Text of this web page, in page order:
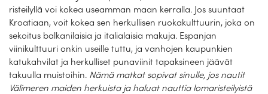
risteilyllä voi kokea useamman maan kerralla. Jos suuntaat
Kroatiaan, voit kokea sen herkullisen ruokakulttuurin, joka on
sekoitus balkanilaisia ja italialaisia makuja. Espanjan
viinikulttuuri onkin useille tuttu, ja vanhojen kaupunkien
katukahvilat ja herkulliset punaviinit tapaksineen jäävät
takuulla muistoihin. Nämä matkat sopivat sinulle, jos nautit
Välimeren maiden herkuista ja haluat nauttia lomaristeilyistä